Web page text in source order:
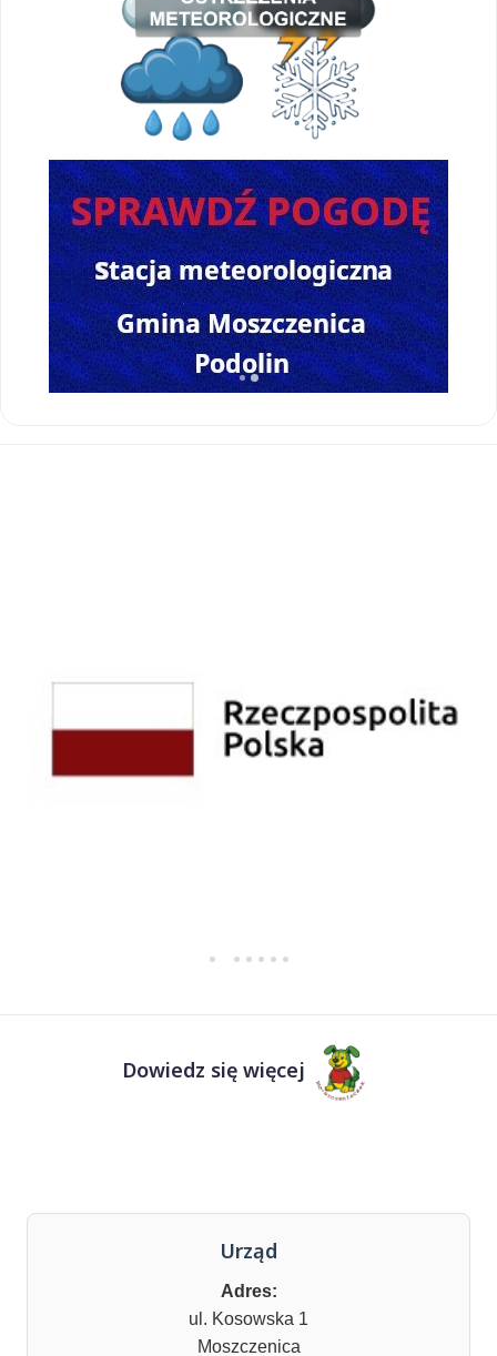
Dowiedz się więcej
Urząd
Adres:
ul. Kosowska 1
Moszczenica